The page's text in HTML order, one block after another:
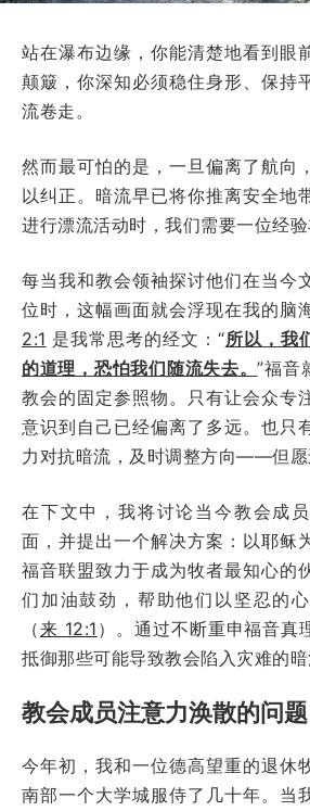
站在瀑布边缘，你能清楚地看到眼
颠簸，你深知必须稳住身形、保持
流卷走。
然而最可怕的是，一旦偏离了航向
以纠正。暗流早已将你推离安全地
进行漂流活动时，我们需要一位经验
每当我和教会领袖探讨他们在当今
位时，这幅画面就会浮现在我的脑
2:1 是我常思考的经文：“所以，我
的道理，恐怕我们随流失去。”福音
教会的固定参照物。只有让会众专
意识到自己已经偏离了多远。也只
力对抗暗流，及时调整方向——但愿
在下文中，我将讨论当今教会成
面，并提出一个解决方案：以耶稣
福音联盟致力于成为牧者最知心的
们加油鼓劲，帮助他们以坚忍的
（来 12:1 ）。通过不断重申福音真
抵御那些可能导致教会陷入灾难的暗
教会成员注意力涣散的问题
今年初，我和一位德高望重的退休
南部一个大学城服侍了几十年。当